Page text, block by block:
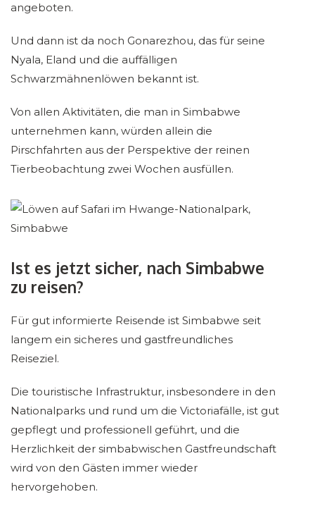
angeboten.
Und dann ist da noch Gonarezhou, das für seine
Nyala, Eland und die auffälligen
Schwarzmähnenlöwen bekannt ist.
Von allen Aktivitäten, die man in Simbabwe
unternehmen kann, würden allein die
Pirschfahrten aus der Perspektive der reinen
Tierbeobachtung zwei Wochen ausfüllen.
Ist es jetzt sicher, nach Simbabwe
zu reisen?
Für gut informierte Reisende ist Simbabwe seit
langem ein sicheres und gastfreundliches
Reiseziel.
Die touristische Infrastruktur, insbesondere in den
Nationalparks und rund um die Victoriafälle, ist gut
gepflegt und professionell geführt, und die
Herzlichkeit der simbabwischen Gastfreundschaft
wird von den Gästen immer wieder
hervorgehoben.